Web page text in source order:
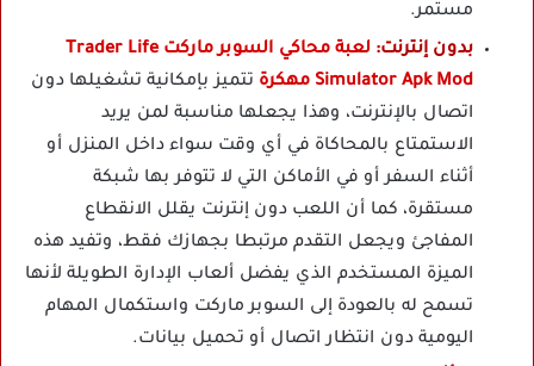
مستمر.
بدون إنترنت:
لعبة محاكي السوبر ماركت Trader Life
Simulator Apk Mod مهكرة
تتميز بإمكانية تشغيلها دون
اتصال بالإنترنت، وهذا يجعلها مناسبة لمن يريد
الاستمتاع بالمحاكاة في أي وقت سواء داخل المنزل أو
أثناء السفر أو في الأماكن التي لا تتوفر بها شبكة
مستقرة، كما أن اللعب دون إنترنت يقلل الانقطاع
المفاجئ ويجعل التقدم مرتبطا بجهازك فقط، وتفيد هذه
الميزة المستخدم الذي يفضل ألعاب الإدارة الطويلة لأنها
تسمح له بالعودة إلى السوبر ماركت واستكمال المهام
اليومية دون انتظار اتصال أو تحميل بيانات.